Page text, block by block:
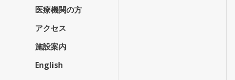
医療機関の方
アクセス
施設案内
English